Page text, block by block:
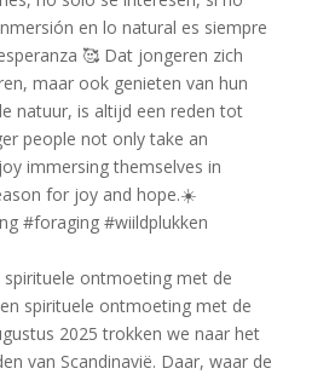
spirituele ontmoeting met de